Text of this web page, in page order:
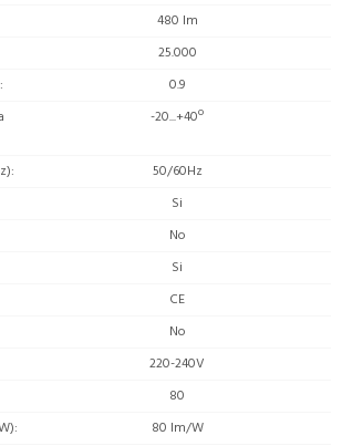
480 lm
25.000
0.9
-20...+40º
50/60Hz
Si
No
Si
CE
No
220-240V
80
80 lm/W